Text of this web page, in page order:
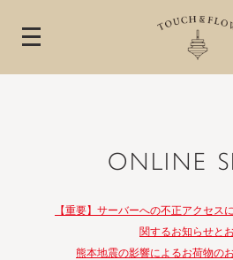
ONLINE
【重要】サーバーへの不正アクセス
関するお知らせと
熊本地震の影響によるお荷物の